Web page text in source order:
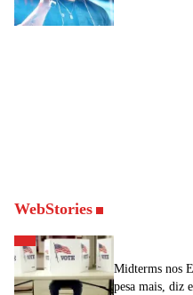
WebStories
Midterms nos
pesa mais, diz